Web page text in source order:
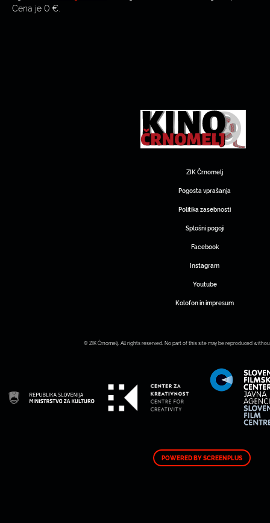
Cena je 0 €.
ZIK Črnomelj
Pogosta vprašanja
Politika zasebnosti
Splošni pogoji
Facebook
Instagram
Youtube
Kolofon in impresum
© ZIK Črnomelj. All rights reserved. No part of this site may be reproduced
POWERED BY SCREENPLUS